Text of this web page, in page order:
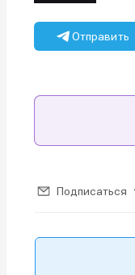
Отправить
Подписаться